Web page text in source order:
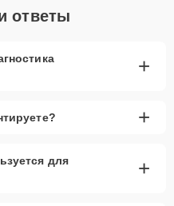
ответы
+
+
для
+